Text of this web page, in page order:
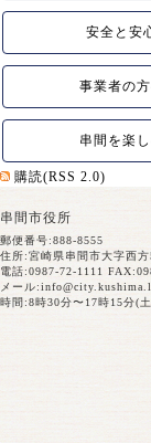
安全と安
事業者の
串間を楽
購読(RSS 2.0)
串間市役所
郵便番号:888-8555
住所:宮崎県串間市大字西方
電話:0987-72-1111
メール:
時間:8時30分〜17時15分(